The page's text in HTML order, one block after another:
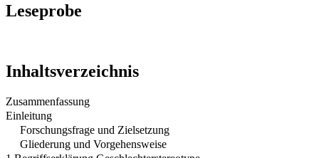
Leseprobe
Inhaltsverzeichnis
Zusammenfassung
Einleitung
Forschungsfrage und Zielsetzung
Gliederung und Vorgehensweise